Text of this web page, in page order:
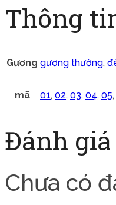
Thông
Gương gương thường,
mã 01, 02, 03, 04, 05,
Đánh giá
Chưa có